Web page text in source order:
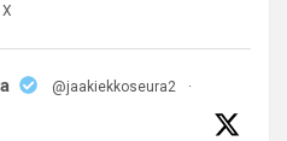
X
@jaakiekkoseura2
·